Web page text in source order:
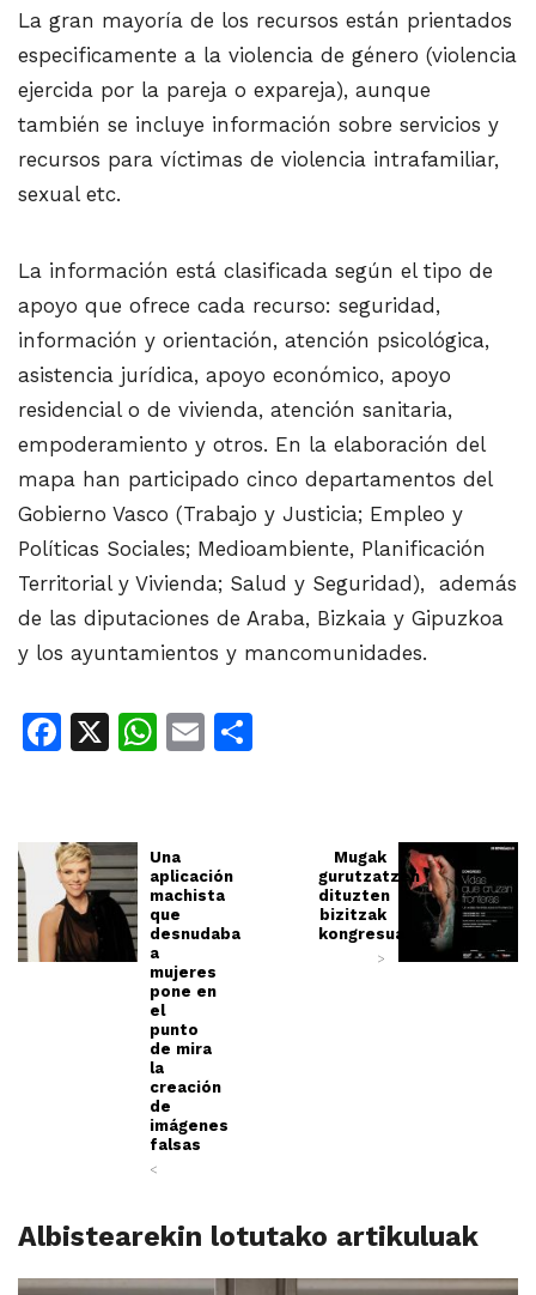
La gran mayoría de los recursos están prientados
especificamente a la violencia de género (violencia
ejercida por la pareja o expareja), aunque
también se incluye información sobre servicios y
recursos para víctimas de violencia intrafamiliar,
sexual etc.
La información está clasificada según el tipo de
apoyo que ofrece cada recurso: seguridad,
información y orientación, atención psicológica,
asistencia jurídica, apoyo económico, apoyo
residencial o de vivienda, atención sanitaria,
empoderamiento y otros. En la elaboración del
mapa han participado cinco departamentos del
Gobierno Vasco (Trabajo y Justicia; Empleo y
Políticas Sociales; Medioambiente, Planificación
Territorial y Vivienda; Salud y Seguridad), además
de las diputaciones de Araba, Bizkaia y Gipuzkoa
y los ayuntamientos y mancomunidades.
Facebook
X WhatsApp
Email
Una
aplicación
machista
que
desnudaba
a
mujeres
pone en
el
punto
de mira
la
creación
de
imágenes
falsas
<
Mugak
gurutzatzen
dituzten
bizitzak
kongresua
>
Albistearekin lotutako artikuluak